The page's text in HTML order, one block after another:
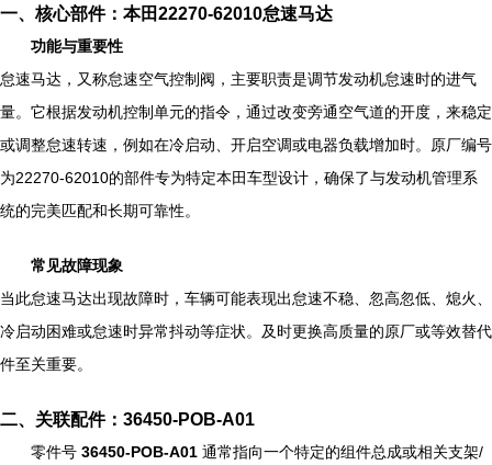
一、核心部件：本田22270-62010怠速马达
功能与重要性
怠速马达，又称怠速空气控制阀，主要职责是调节发动机怠速时的进气
量。它根据发动机控制单元的指令，通过改变旁通空气道的开度，来稳定
或调整怠速转速，例如在冷启动、开启空调或电器负载增加时。原厂编号
为22270-62010的部件专为特定本田车型设计，确保了与发动机管理系
统的完美匹配和长期可靠性。
常见故障现象
当此怠速马达出现故障时，车辆可能表现出怠速不稳、忽高忽低、熄火、
冷启动困难或怠速时异常抖动等症状。及时更换高质量的原厂或等效替代
件至关重要。
二、关联配件：36450-POB-A01
零件号 36450-POB-A01 通常指向一个特定的组件总成或相关支架/